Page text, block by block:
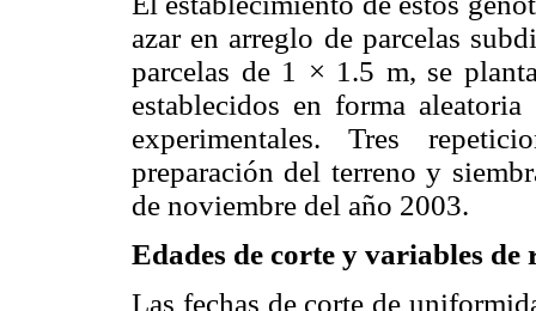
azar en arreglo de parcelas
parcelas de 1 × 1.5 m, se
establecidos en forma
experimentales. Tres
preparación del terreno y
de noviembre del año 2003.
Edades de corte y variables de
Las fechas de corte de